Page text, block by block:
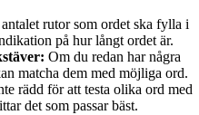
rutor som ordet ska fylla i
på hur långt ordet är.
Om du redan har några
matcha dem med möjliga ord.
rädd för att testa olika ord med
det som passar bäst.